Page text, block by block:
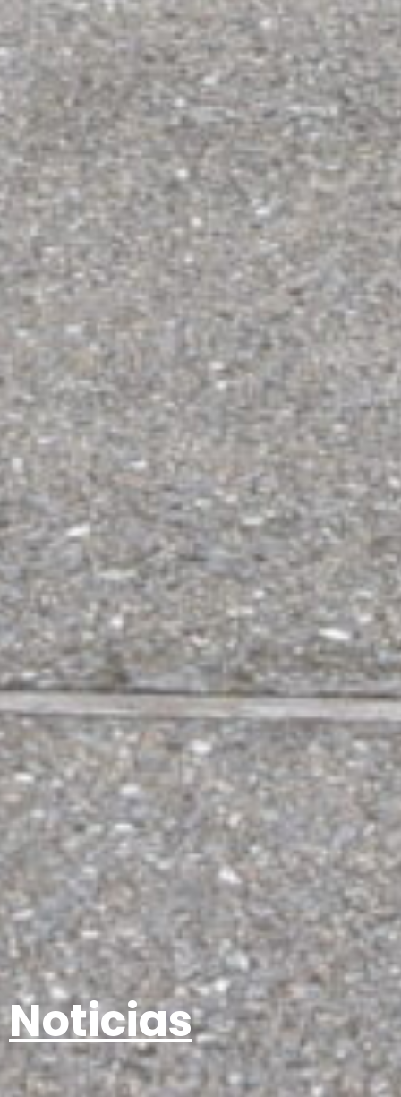
Noticias